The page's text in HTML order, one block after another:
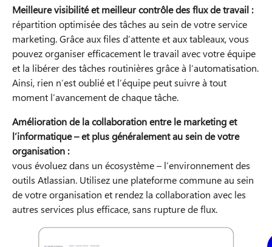
Meilleure visibilité et meilleur contrôle des flux de travail :
répartition optimisée des tâches au sein de votre service
marketing. Grâce aux files d’attente et aux tableaux, vous
pouvez organiser efficacement le travail avec votre équipe
et la libérer des tâches routinières grâce à l’automatisation.
Ainsi, rien n’est oublié et l’équipe peut suivre à tout
moment l’avancement de chaque tâche.
Amélioration de la collaboration entre le marketing et
l’informatique – et plus généralement au sein de votre
organisation :
vous évoluez dans un écosystème – l’environnement des
outils Atlassian. Utilisez une plateforme commune au sein
de votre organisation et rendez la collaboration avec les
autres services plus efficace, sans rupture de flux.